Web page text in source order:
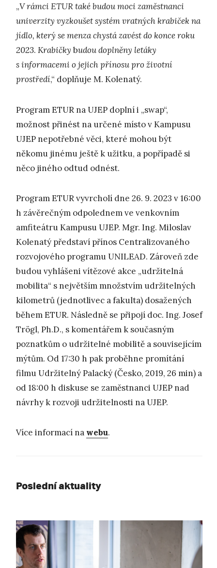
„V rámci ETUR také budou moci zaměstnanci
univerzity vyzkoušet systém vratných krabiček na
jídlo, který se menza chystá zavést do konce roku
2023. Krabičkybudou doplněny letáky
s informacemi o jejich přínosu pro životní
prostředí,“ doplňuje M. Kolenatý.
Program ETUR na UJEP doplní i „swap“,
možnost přinést na určené místo v Kampusu
UJEP nepotřebné věci, které mohou být
někomu jinému ještě k užitku, a popřípadě si
něco jiného odtud odnést.
Program ETUR vyvrcholí dne 26. 9. 2023 v 16:00
h závěrečným odpolednem ve venkovním
amfiteátru Kampusu UJEP. Mgr. Ing. Miloslav
Kolenatý představí přínos Centralizovaného
rozvojového programu UNILEAD. Zároveň zde
budou vyhlášeni vítězové akce „udržitelná
mobilita“ s největším množstvím udržitelných
kilometrů (jednotlivec a fakulta) dosažených
během ETUR. Následně se připojí doc. Ing. Josef
Trögl, Ph.D., s komentářem k současným
poznatkům o udržitelné mobilitě a souvisejícím
mýtům. Od 17:30 h pak proběhne promítání
filmu Udržitelný Palacký (Česko, 2019, 26 min) a
od 18:00 h diskuse se zaměstnanci UJEP nad
návrhy k rozvoji udržitelnosti na UJEP.
Více informací na webu.
Poslední aktuality